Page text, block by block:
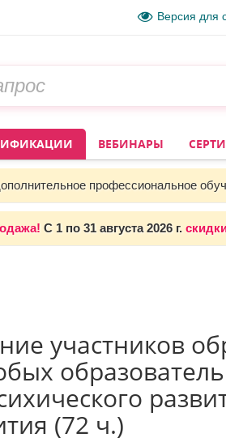
Версия для
ВЕБИНАРЫ
профессиональное
С 1 по 31 августа 2026 г.
участников
(72 ч.)